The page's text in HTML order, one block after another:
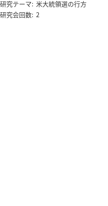
研究テーマ: 米大統領選の行方
研究会回数: 2